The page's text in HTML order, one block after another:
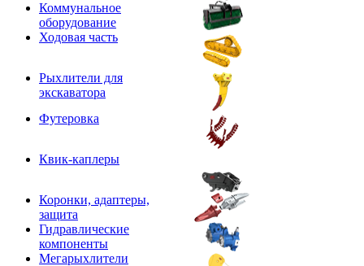
Коммунальное
оборудование
Ходовая часть
Рыхлители для
экскаватора
Футеровка
Квик-каплеры
Коронки, адаптеры,
защита
Гидравлические
компоненты
Мегарыхлители